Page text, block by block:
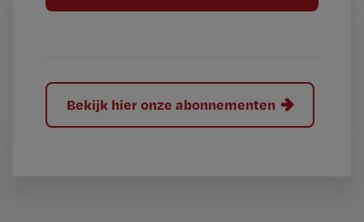
l
Bekijk hier onze abonnementen